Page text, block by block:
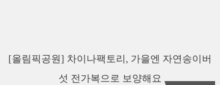
[올림픽공원] 차이나팩토리, 가을엔 자연송이버
섯 전가복으로 보양해요